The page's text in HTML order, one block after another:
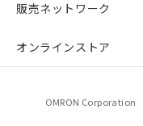
販売ネットワーク
オンラインストア
OMRON Corporation